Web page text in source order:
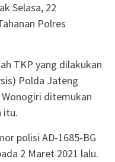
Selasa, 22
Polres
TKP yang dilakukan
Polda Jateng
ditemukan
itu.
polisi AD-1685-BG
2 Maret 2021 lalu.